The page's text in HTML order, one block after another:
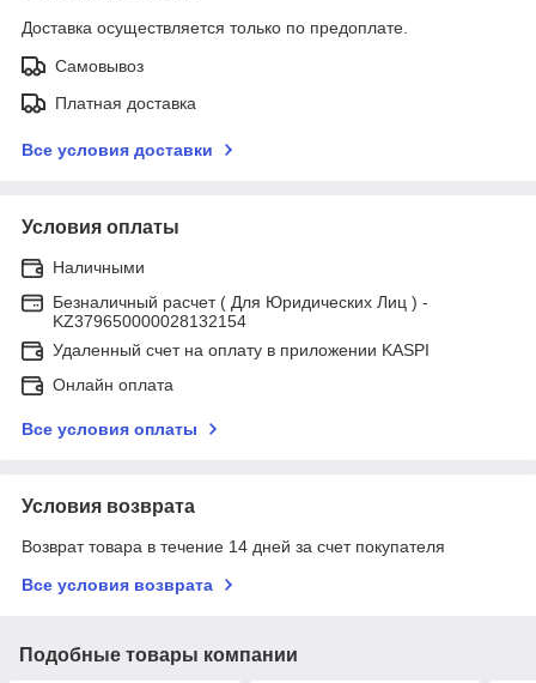
Доставка осуществляется только по предоплате.
Самовывоз
Платная доставка
Все условия доставки
Условия оплаты
Наличными
Безналичный расчет ( Для Юридических Лиц ) -
KZ379650000028132154
Удаленный счет на оплату в приложении KASPI
Онлайн оплата
Все условия оплаты
Условия возврата
Возврат товара в течение 14 дней за счет покупателя
Все условия возврата
Подобные товары компании